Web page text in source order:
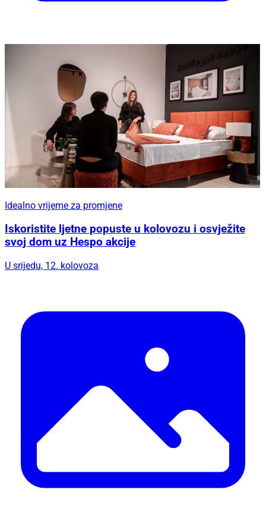
Idealno vrijeme za promjene
Iskoristite ljetne popuste u kolovozu i osvježite
svoj dom uz Hespo akcije
U srijedu, 12. kolovoza